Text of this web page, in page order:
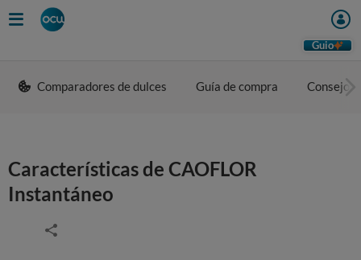
Guio
Comparadores de dulces Guía de compra Consejos
Características de CAOFLOR
Instantáneo